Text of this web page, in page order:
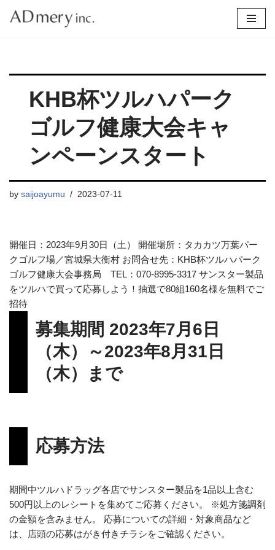
ン
KHB杯ツルハパーク
ゴルフ健康大会キャ
ンペーンスタート
by saijoayumu 2023-07-11
開催日：2023年9月30日（土） 開催場所：タカカツ万葉パー
クゴルフ場／宮城県大衡村 お問合せ先：KHB杯ツルハパーク
ゴルフ健康大会事務局 TEL：070-8995-3317 サンスター製品
をツルハで買って応募しよう！抽選で80組160名様を無料でご
招待
募集期間 2023年7月6日
（木）～2023年8月31日
（木）まで
応募方法
期間中ツルハドラッグ各店でサンスター製品を1品以上含む
500円以上のレシートを集めてご応募ください。 ※処方箋調剤
の金額を含みません。 応募についての詳細・対象商品など
は、店頭の応募はがき付きチラシをご確認ください。